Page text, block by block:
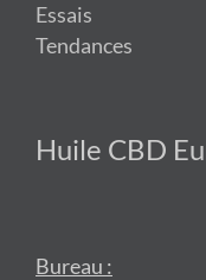
Essais
Tendances
Huile CBD
Bureau :